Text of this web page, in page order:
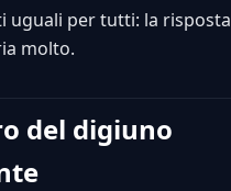
uguali per tutti: la risposta
molto.
del digiuno